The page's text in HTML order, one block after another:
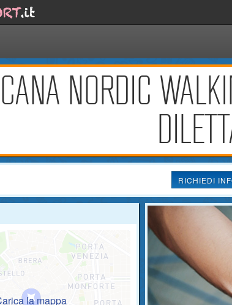
NORDIC
RICHIEDI